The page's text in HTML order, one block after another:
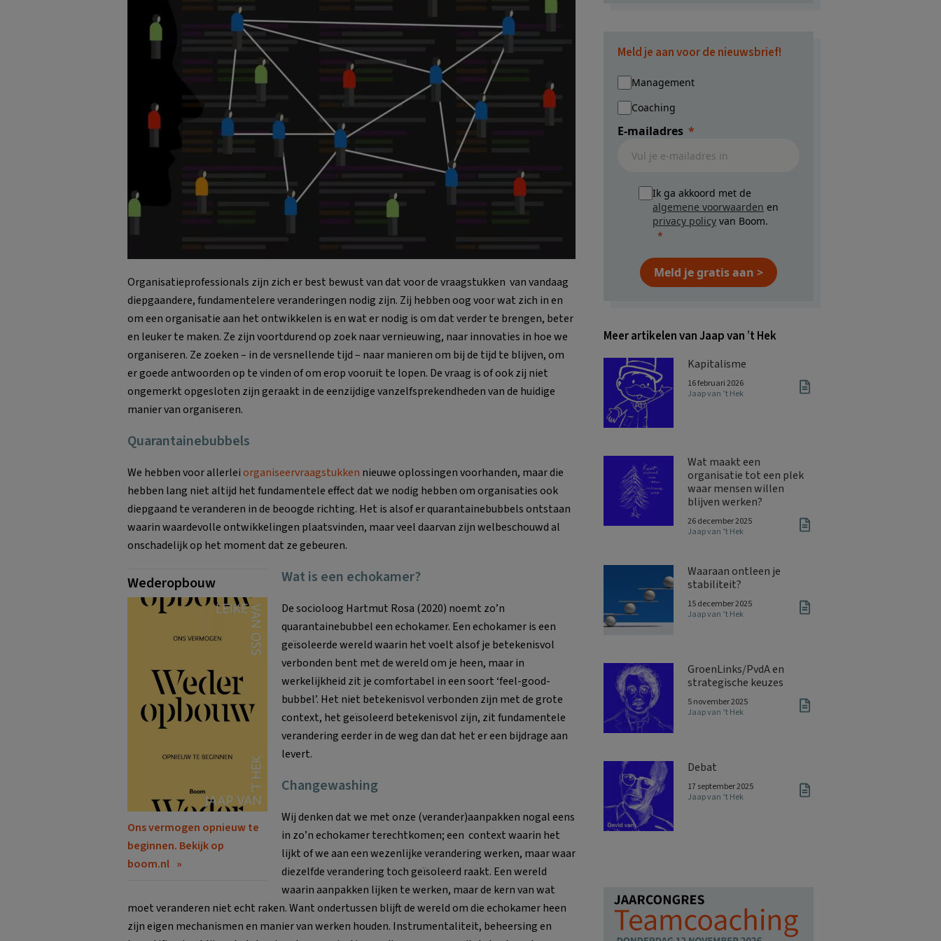
Organisatieprofessionals zijn zich er best bewust van dat voor de vraagstukken van vandaag
diepgaandere, fundamentelere veranderingen nodig zijn. Zij hebben oog voor wat zich in en
om een organisatie aan het ontwikkelen is en wat er nodig is om dat verder te brengen, beter
en leuker te maken. Ze zijn voortdurend op zoek naar vernieuwing, naar innovaties in hoe we
organiseren. Ze zoeken – in de versnellende tijd – naar manieren om bij de tijd te blijven, om
er goede antwoorden op te vinden of om erop vooruit te lopen. De vraag is of ook zij niet
ongemerkt opgesloten zijn geraakt in de eenzijdige vanzelfsprekendheden van de huidige
manier van organiseren.
Quarantainebubbels
We hebben voor allerleiorganiseervraagstukken nieuwe oplossingen voorhanden, maar die
hebben lang niet altijd het fundamentele effect dat we nodig hebben om organisaties ook
diepgaand te veranderen in de beoogde richting. Het is alsof er quarantainebubbels ontstaan
waarin waardevolle ontwikkelingen plaatsvinden, maar veel daarvan zijn welbeschouwd al
onschadelijk op het moment dat ze gebeuren.
Wederopbouw
Ons vermogen opnieuw te
beginnen. Bekijk op
boom.nl
Wat is een echokamer?
De socioloog Hartmut Rosa (2020) noemt zo’n
quarantainebubbel een echokamer. Een echokamer is een
geïsoleerde wereld waarin het voelt alsof je betekenisvol
verbonden bent met de wereld om je heen, maar in
werkelijkheid zit je comfortabel in een soort ‘feel-good-
bubbel’. Het niet betekenisvol verbonden zijn met de grote
context, het geïsoleerd betekenisvol zijn, zit fundamentele
verandering eerder in de weg dan dat het er een bijdrage aan
levert.
Changewashing
Wij denken dat we met onze (verander)aanpakken nogal eens
in zo’n echokamer terechtkomen; een context waarin het
lijkt of we aan een wezenlijke verandering werken, maar waar
diezelfde verandering toch geïsoleerd raakt. Een wereld
waarin aanpakken lijken te werken, maar de kern van wat
moet veranderen niet echt raken. Want ondertussen blijft de wereld om die echokamer heen
zijn eigen mechanismen en manier van werken houden. Instrumentaliteit, beheersing en
Meld je aan voor de nieuwsbrief!
Management
Coaching
E-mailadres
Ik ga akkoord met de
algemene voorwaarden en
privacy policy van Boom.
Meld je gratis aan >
Meer artikelen van Jaap van ’t Hek
Kapitalisme
16 februari 2026
Jaap van ’t Hek
Wat maakt een
organisatie tot een plek
waar mensen willen
blijven werken?
26 december 2025
Jaap van ’t Hek
Waaraan ontleen je
stabiliteit?
15 december 2025
Jaap van ’t Hek
GroenLinks/PvdA en
strategische keuzes
5 november 2025
Jaap van ’t Hek
Debat
17 september 2025
Jaap van ’t Hek